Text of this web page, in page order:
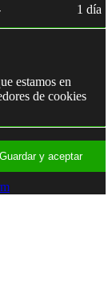
1 día
estamos en
de cookies
Guardar y aceptar